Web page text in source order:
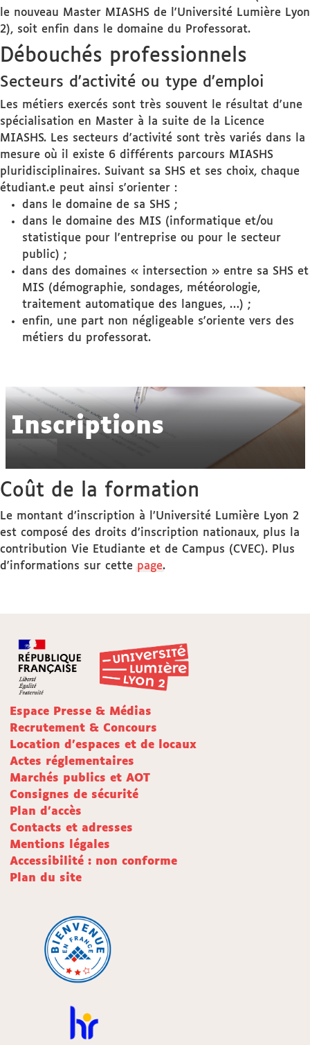
le nouveau Master MIASHS de l'Université Lumière Lyon
2), soit enfin dans le domaine du Professorat.
Débouchés professionnels
Secteurs d'activité ou type d'emploi
Les métiers exercés sont très souvent le résultat d'une
spécialisation en Master à la suite de la Licence
MIASHS. Les secteurs d'activité sont très variés dans la
mesure où il existe 6 différents parcours MIASHS
pluridisciplinaires. Suivant sa SHS et ses choix, chaque
étudiant.e peut ainsi s'orienter :
dans le domaine de sa SHS ;
dans le domaine des MIS (informatique et/ou
statistique pour l'entreprise ou pour le secteur
public) ;
dans des domaines « intersection » entre sa SHS et
MIS (démographie, sondages, météorologie,
traitement automatique des langues, …) ;
enfin, une part non négligeable s'oriente vers des
métiers du professorat.
Inscriptions
Coût de la formation
Le montant d’inscription à l’Université Lumière Lyon 2
est composé des droits d’inscription nationaux, plus la
contribution Vie Etudiante et de Campus (CVEC). Plus
d'informations sur cette page.
Espace Presse & Médias
Recrutement & Concours
Location d'espaces et de locaux
Actes réglementaires
Marchés publics et AOT
Consignes de sécurité
Plan d'accès
Contacts et adresses
Mentions légales
Accessibilité : non conforme
Plan du site